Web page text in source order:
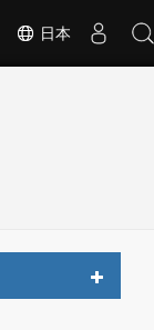
日本
Toggle